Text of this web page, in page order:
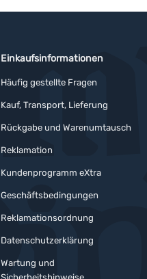
Einkaufsinformationen
Häufig gestellte Fragen
Kauf, Transport, Lieferung
Rückgabe und Warenumtausch
Reklamation
Kundenprogramm eXtra
Geschäftsbedingungen
Reklamationsordnung
Datenschutzerklärung
Wartung und